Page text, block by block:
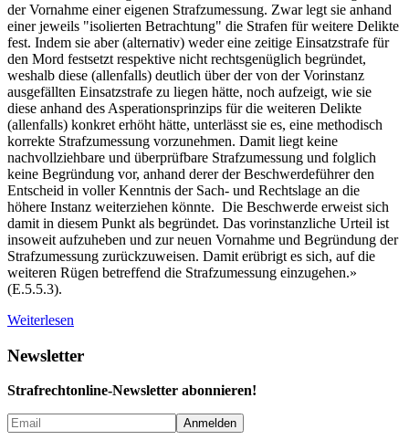
der Vornahme einer eigenen Strafzumessung. Zwar legt sie anhand
einer jeweils "isolierten Betrachtung" die Strafen für weitere Delikte
fest. Indem sie aber (alternativ) weder eine zeitige Einsatzstrafe für
den Mord festsetzt respektive nicht rechtsgenüglich begründet,
weshalb diese (allenfalls) deutlich über der von der Vorinstanz
ausgefällten Einsatzstrafe zu liegen hätte, noch aufzeigt, wie sie
diese anhand des Asperationsprinzips für die weiteren Delikte
(allenfalls) konkret erhöht hätte, unterlässt sie es, eine methodisch
korrekte Strafzumessung vorzunehmen. Damit liegt keine
nachvollziehbare und überprüfbare Strafzumessung und folglich
keine Begründung vor, anhand derer der Beschwerdeführer den
Entscheid in voller Kenntnis der Sach- und Rechtslage an die
höhere Instanz weiterziehen könnte. Die Beschwerde erweist sich
damit in diesem Punkt als begründet. Das vorinstanzliche Urteil ist
insoweit aufzuheben und zur neuen Vornahme und Begründung der
Strafzumessung zurückzuweisen. Damit erübrigt es sich, auf die
weiteren Rügen betreffend die Strafzumessung einzugehen.»
(E.5.5.3).
Weiterlesen
Newsletter
Strafrechtonline-Newsletter abonnieren!